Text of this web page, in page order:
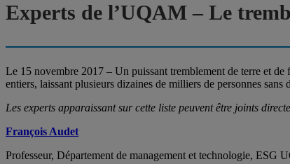
Experts de l’UQAM – Le
Le 15 novembre 2017 – Un puissant tremblement de terre et de
entiers, laissant plusieurs dizaines de milliers de personnes
Les experts apparaissant sur cette liste peuvent être joints
François Audet
Professeur, Département de management et technologie, ESG